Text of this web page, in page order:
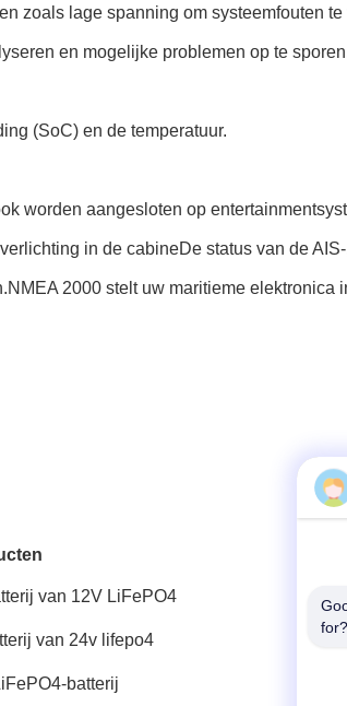
zoals lage spanning om systeemfouten te
en mogelijke problemen op te
(SoC) en de temperatuur.
worden aangesloten op
in de cabineDe status van de
2000 stelt uw maritieme elektronica
van 12V LiFePO4
van 24v lifepo4
batterij
for?